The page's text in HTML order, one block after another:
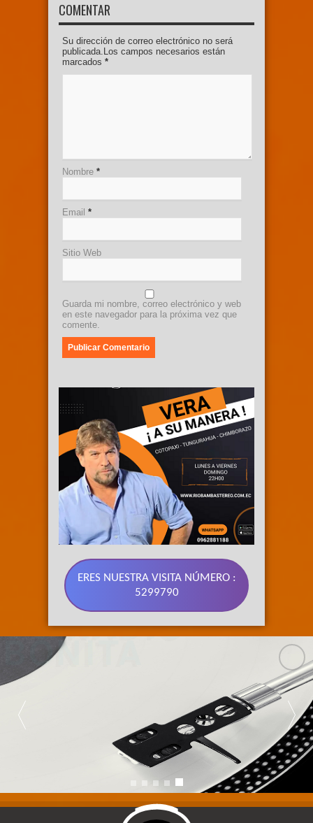
COMENTAR
Su dirección de correo electrónico no será
publicada.Los campos necesarios están
marcados *
Nombre *
Email *
Sitio Web
Guarda mi nombre, correo electrónico y web
en este navegador para la próxima vez que
comente.
ERES NUESTRA VISITA NÚMERO :
5299790
89.3 FM
SU RADIO
BONITA